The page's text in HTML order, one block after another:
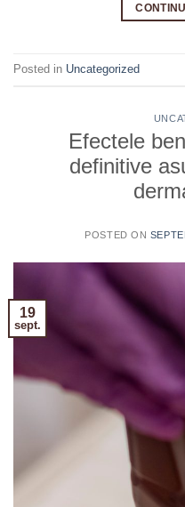
Posted in Uncategorized
Efectele
definitive
POSTED ON
19
sept.